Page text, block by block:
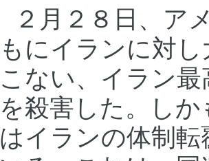
２月２８日、ア
もにイランに対
こない、イラン
を殺害した。し
はイランの体制